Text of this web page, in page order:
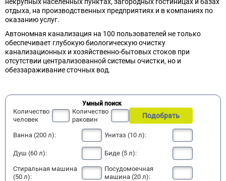
отдыха, на производственных предприятиях и в компаниях по
оказанию услуг.
Автономная канализация на 100 пользователей не только
обеспечивает глубокую биологическую очистку
канализационных и хозяйственно-бытовых стоков при
отсутствии централизованной системы очистки, но и
обеззараживание сточных вод.
Умный поиск
Количество
человек
Количество
раковин
Подобрать
Ванна (200 л): Унитаз (10 л):
Душ (60 л): Биде (5 л):
Стиральная машина
(50 л):
Посудомоечная
машина (20 л):